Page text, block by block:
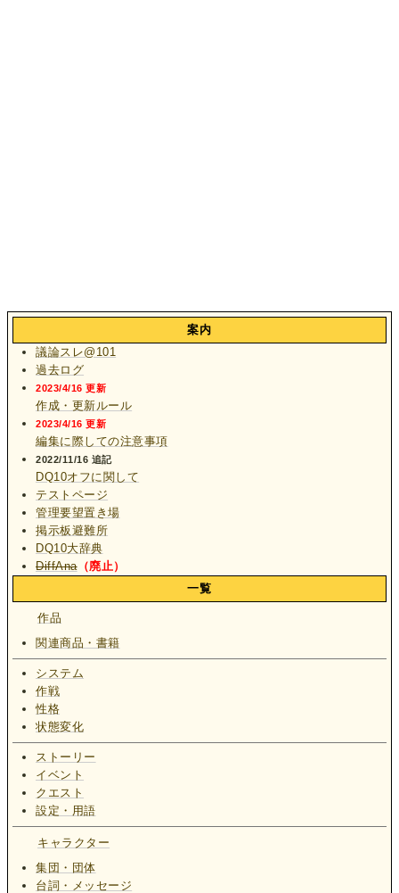
案内
議論スレ@101
過去ログ
2023/4/16 更新
作成・更新ルール
2023/4/16 更新
編集に際しての注意事項
2022/11/16 追記
DQ10オフに関して
テストページ
管理要望置き場
掲示板避難所
DQ10大辞典
DiffAna（廃止）
一覧
作品
関連商品・書籍
システム
作戦
性格
状態変化
ストーリー
イベント
クエスト
設定・用語
キャラクター
集団・団体
台詞・メッセージ